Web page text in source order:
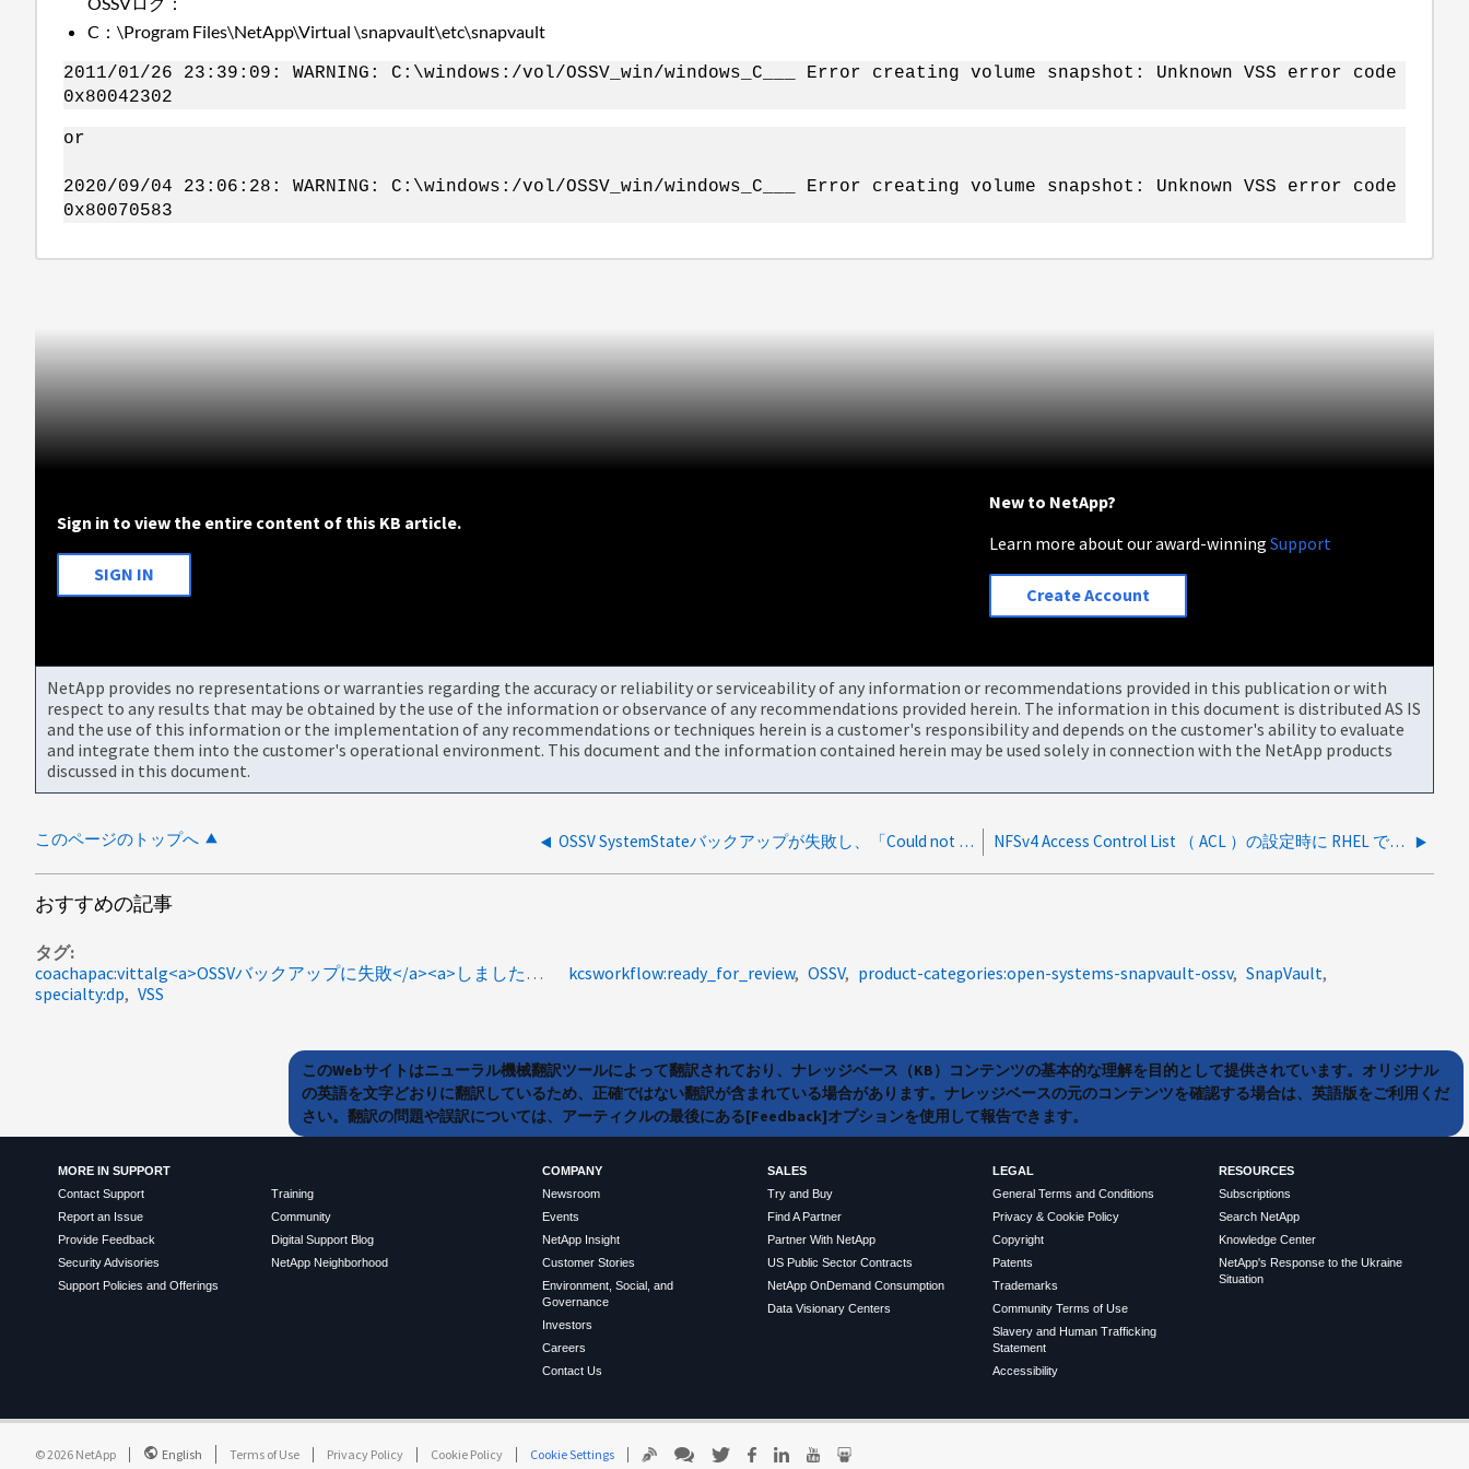
C：\Program Files\NetApp\Virtual \snapvault\etc\snapvault
2011/01/26 23:39:09: WARNING: C:\windows:/vol/OSSV_win/windows_C___ Error creating volume snapshot: Unknown VSS error code
0x80042302
or
2020/09/04 23:06:28: WARNING: C:\windows:/vol/OSSV_win/windows_C___ Error creating volume snapshot: Unknown VSS error code
0x80070583
Sign in to view the entire content of this KB article.
SIGN IN
New to NetApp?
Learn more about our award-winningSupport
Create Account
NetApp provides no representations or warranties regarding the accuracy or reliability or serviceability of any information or recommendations provided in this publication or with
respect to any results that may be obtained by the use of the information or observance of any recommendations provided herein. The information in this document is distributed AS IS
and the use of this information or the implementation of any recommendations or techniques herein is a customer's responsibility and depends on the customer's ability to evaluate
and integrate them into the customer's operational environment. This document and the information contained herein may be used solely in connection with the NetApp products
discussed in this document.
このページのトップへ OSSV SystemStateバックアップが失敗し、「Could not read from socket」というエラーメッセージが表示される NFSv4 Access Control List （ ACL ）の設定時に RHEL で操作がサポートされないというエラーが発生する
おすすめの記事
タグ
coachapac:vittalg<a>OSSVバックアップに失敗</a><a>しました。1031009</a><a>VSSエラーコード</a><a>0x80070583</a><a>不明なVSSエラーコード</a><a>0x80042302</a><a>ボリュームシャドウコピーサービス</a>
kcsworkflow:ready_for_review OSSV product-categories:open-systems-snapvault-ossv SnapVault
specialty:dp
VSS
このWebサイトはニューラル機械翻訳ツールによって翻訳されており、ナレッジベース（KB）コンテンツの基本的な理解を目的として提供されています。オリジナル
の英語を文字どおりに翻訳しているため、正確ではない翻訳が含まれている場合があります。ナレッジベースの元のコンテンツを確認する場合は、英語版をご利用くだ
さい。翻訳の問題や誤訳については、アーティクルの最後にある[Feedback]オプションを使用して報告できます。
MORE IN SUPPORT
Contact Support
Report an Issue
Provide Feedback
Security Advisories
Support Policies and Offerings
Training
Community
Digital Support Blog
NetApp Neighborhood
COMPANY
Newsroom
Events
NetApp Insight
Customer Stories
Environment, Social, and
Governance
Investors
Careers
Contact Us
SALES
Try and Buy
Find A Partner
Partner With NetApp
US Public Sector Contracts
NetApp OnDemand Consumption
Data Visionary Centers
LEGAL
General Terms and Conditions
Privacy & Cookie Policy
Copyright
Patents
Trademarks
Community Terms of Use
Slavery and Human Trafficking
Statement
Accessibility
RESOURCES
Subscriptions
Search NetApp
Knowledge Center
NetApp's Response to the Ukraine
Situation
©2026 NetApp English Terms of Use Privacy Policy Cookie Policy Cookie Settings